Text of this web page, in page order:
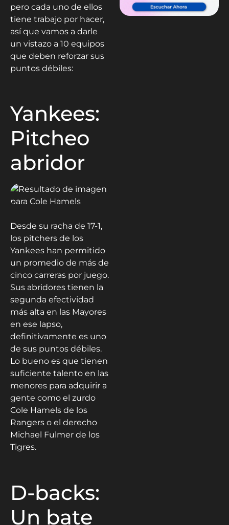
pero cada uno de ellos
tiene trabajo por hacer,
así que vamos a darle
un vistazo a 10 equipos
que deben reforzar sus
puntos débiles:
Yankees:
Pitcheo
abridor
Desde su racha de 17-1,
los pitchers de los
Yankees han permitido
un promedio de más de
cinco carreras por juego.
Sus abridores tienen la
segunda efectividad
más alta en las Mayores
en ese lapso,
definitivamente es uno
de sus puntos débiles.
Lo bueno es que tienen
suficiente talento en las
menores para adquirir a
gente como el zurdo
Cole Hamels de los
Rangers o el derecho
Michael Fulmer de los
Tigres.
D-backs:
Un bate